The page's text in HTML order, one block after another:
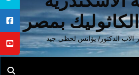
بمصر
الاب الدكتور/ يؤانس لحظي جيد